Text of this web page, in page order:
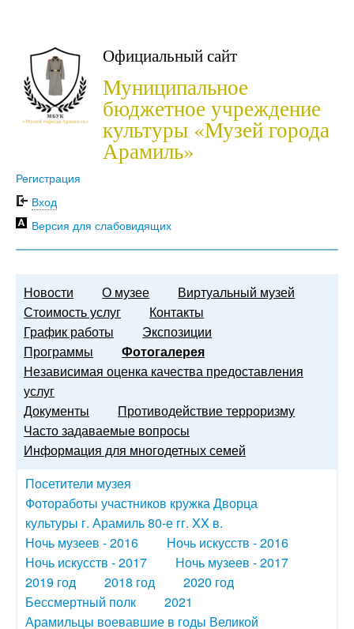
Официальный сайт
Муниципальное
бюджетное учреждение
культуры «Музей города
Арамиль»
Регистрация
Вход
Версия для слабовидящих
Новости О музее
Виртуальный музей
Стоимость услуг
Контакты
График работы
Экспозиции
Программы
Фотогалерея
Независимая оценка качества предоставления
услуг
Документы
Противодействие терроризму
Часто задаваемые вопросы
Информация для многодетных семей
Посетители музея
Фотоработы участников кружка Дворца
культуры г. Арамиль 80-е гг. XX в.
Ночь музеев - 2016
Ночь искусств - 2016
Ночь искусств - 2017
Ночь музеев - 2017
2019 год
2018 год
2020 год
Бессмертный полк
2021
Арамильцы воевавшие в годы Великой